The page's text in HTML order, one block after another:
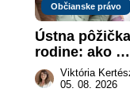
Občianske právo
Ústna
rodine: ako
vymôcť
keď na papieri
Viktória
05. 08. 2026